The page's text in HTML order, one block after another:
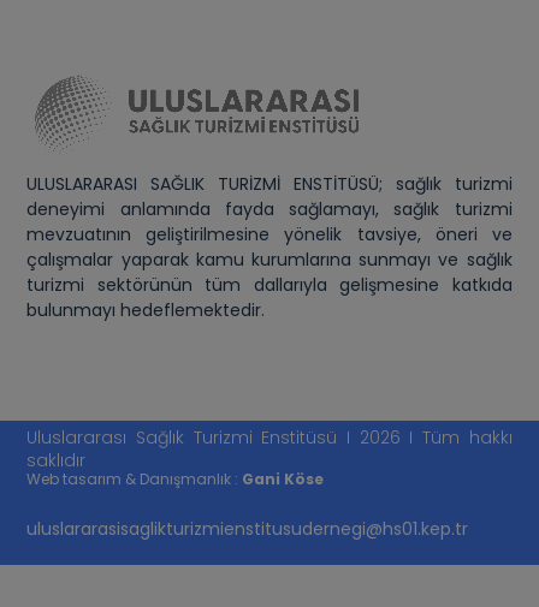
ULUSLARARASI SAĞLIK TURİZMİ ENSTİTÜSÜ; sağlık turizmi
deneyimi anlamında fayda sağlamayı, sağlık turizmi
mevzuatının geliştirilmesine yönelik tavsiye, öneri ve
çalışmalar yaparak kamu kurumlarına sunmayı ve sağlık
turizmi sektörünün tüm dallarıyla gelişmesine katkıda
bulunmayı hedeflemektedir.
Uluslararası Sağlık Turizmi Enstitüsü I 2026 I Tüm hakkı
saklıdır
Web tasarım & Danışmanlık : Gani Köse
uluslararasisaglikturizmienstitusudernegi@hs01.kep.tr